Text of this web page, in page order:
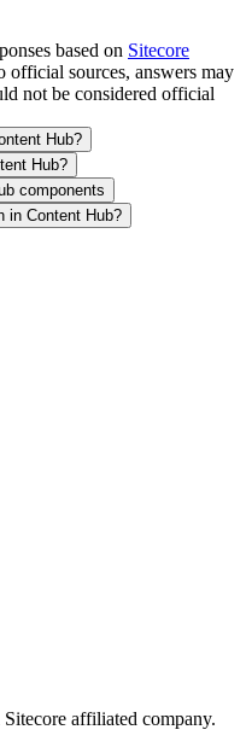
based on Sitecore
official sources, answers may
not be considered official
Hub?
Hub?
components
in Content Hub?
affiliated company.